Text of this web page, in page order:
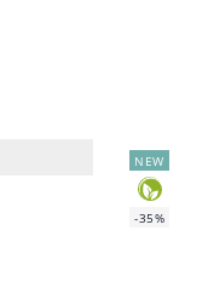
NEW
-35%